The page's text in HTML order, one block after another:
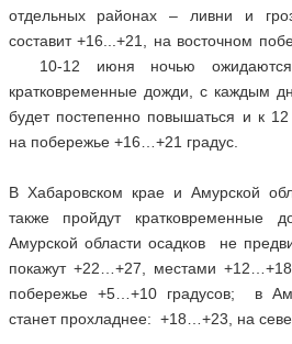
отдельных районах – ливни и
составит +16...+21, на восточном
10-12 июня ночью
кратковременные дожди, с каждым
будет постепенно повышаться и к
на побережье +16…+21 градус.
В Хабаровском крае и Амурской
также пройдут
Амурской области осадков не
покажут +22…+27, местами
побережье +5…+10 градусов; в
станет прохладнее: +18…+23, на